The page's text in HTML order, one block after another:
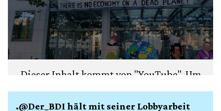
Dieser Inhalt kommt von "YouTube". Um
deine Privatsphäre zu schützen, fragen
wir zuerst: Möchtest du den Inhalt laden?
.@Der_BDI hält mit seiner Lobbyarbeit